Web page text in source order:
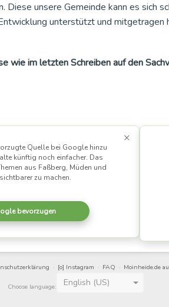
unsere Gemeinde kann es sich
unterstützt und mitgetragen
wie im letzten Schreiben auf den
×
Quelle bei Google hinzu
künftig noch einfacher. Das
aus Faßberg, Müden und
zu machen.
bevorzugen
· [o] Instagram · FAQ · Moinheide.de
Choose language: English (US)